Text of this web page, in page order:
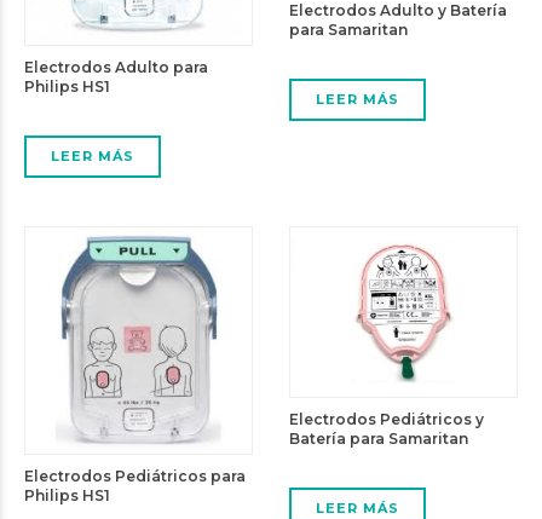
Electrodos Adulto para
Philips HS1
LEER MÁS
Electrodos Adulto y Batería
para Samaritan
LEER MÁS
Electrodos Pediátricos para
Philips HS1
Electrodos Pediátricos y
Batería para Samaritan
LEER MÁS